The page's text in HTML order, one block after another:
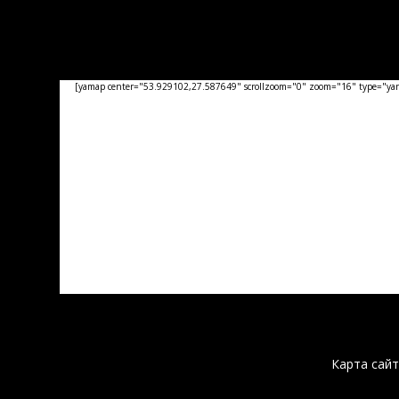
[yamap center="53.929102,27.587649" scrollzoom="0" zoom="16"
Карта